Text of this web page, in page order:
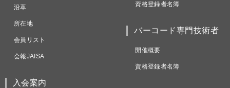
沿革
所在地
会員リスト
会報JAISA
入会案内
資格登録者名簿
バーコード専門技術者
開催概要
資格登録者名簿